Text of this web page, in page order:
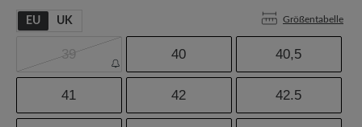
EU UK Größentabelle
39 40 40,5
41 42 42.5